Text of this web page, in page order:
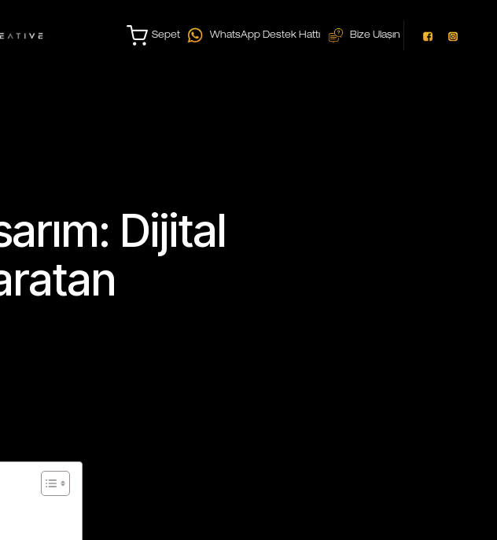
Sepet WhatsApp Destek Hattı Bize Ulaşın
Dijital